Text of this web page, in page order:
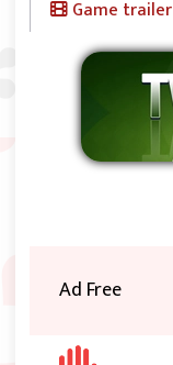
Game trailer
Ad Free